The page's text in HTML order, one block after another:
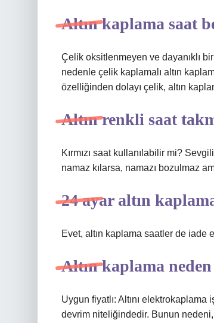
Altın kaplama saat
Çelik oksitlenmeyen ve dayanıklı
nedenle çelik kaplamalı altın
özelliğinden dolayı çelik, altın
Altın renkli saat
Kırmızı saat kullanılabilir mi?
namaz kılarsa, namazı bozulmaz
24 ayar altın
Evet, altın kaplama saatler de iade
Altın kaplama
Uygun fiyatlı: Altını
devrim niteliğindedir. Bunun